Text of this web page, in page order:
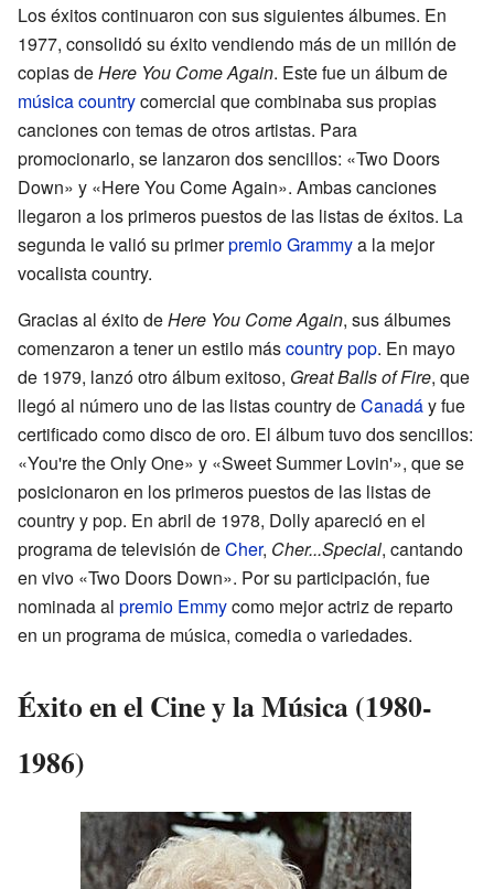
Los éxitos continuaron con sus siguientes álbumes. En
1977, consolidó su éxito vendiendo más de un millón de
copias deHere You Come Again. Este fue un álbum de
música countrycomercial que combinaba sus propias
canciones con temas de otros artistas. Para
promocionarlo, se lanzaron dos sencillos: «Two Doors
Down» y «Here You Come Again». Ambas canciones
llegaron a los primeros puestos de las listas de éxitos. La
segunda le valió su primerpremio Grammya la mejor
vocalista country.
Gracias al éxito deHere You Come Again, sus álbumes
comenzaron a tener un estilo máscountry pop. En mayo
de 1979, lanzó otro álbum exitoso, Great Balls of Fire, que
llegó al número uno de las listas country deCanadáy fue
certificado como disco de oro. El álbum tuvo dos sencillos:
«You're the Only One» y «Sweet Summer Lovin'», que se
posicionaron en los primeros puestos de las listas de
country y pop. En abril de 1978, Dolly apareció en el
programa de televisión deCher, Cher...Special, cantando
en vivo «Two Doors Down». Por su participación, fue
nominada al premio Emmycomo mejor actriz de reparto
en un programa de música, comedia o variedades.
Éxito en el Cine y la Música (1980-
1986)